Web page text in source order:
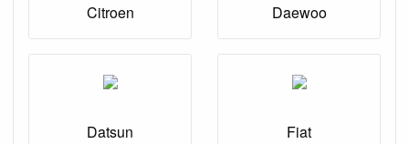
Citroen Daewoo
Datsun Fiat